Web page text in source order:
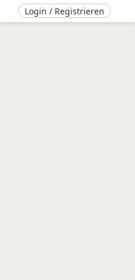
Login / Registrieren